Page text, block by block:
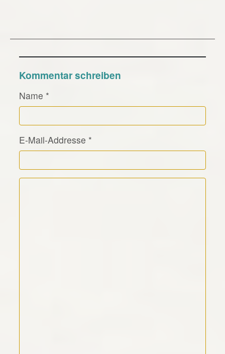
Kommentar schreiben
Name *
E-Mail-Addresse *
Kommentar Text